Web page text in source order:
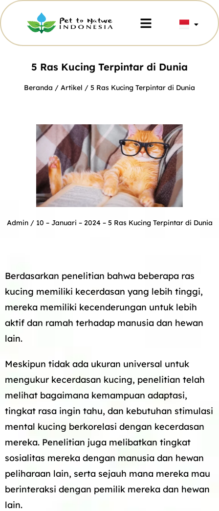
5 Ras Kucing Terpintar di Dunia
Beranda / Artikel / 5 Ras Kucing Terpintar di Dunia
Admin/ 10 – Januari – 2024 – 5 Ras Kucing Terpintar di Dunia
Berdasarkan penelitian bahwa beberapa ras
kucing memiliki kecerdasan yang lebih tinggi,
mereka memiliki kecenderungan untuk lebih
aktif dan ramah terhadap manusia dan hewan
lain.
Meskipun tidak ada ukuran universal untuk
mengukur kecerdasan kucing, penelitian telah
melihat bagaimana kemampuan adaptasi,
tingkat rasa ingin tahu, dan kebutuhan stimulasi
mental kucing berkorelasi dengan kecerdasan
mereka. Penelitian juga melibatkan tingkat
sosialitas mereka dengan manusia dan hewan
peliharaan lain, serta sejauh mana mereka mau
berinteraksi dengan pemilik mereka dan hewan
lain.